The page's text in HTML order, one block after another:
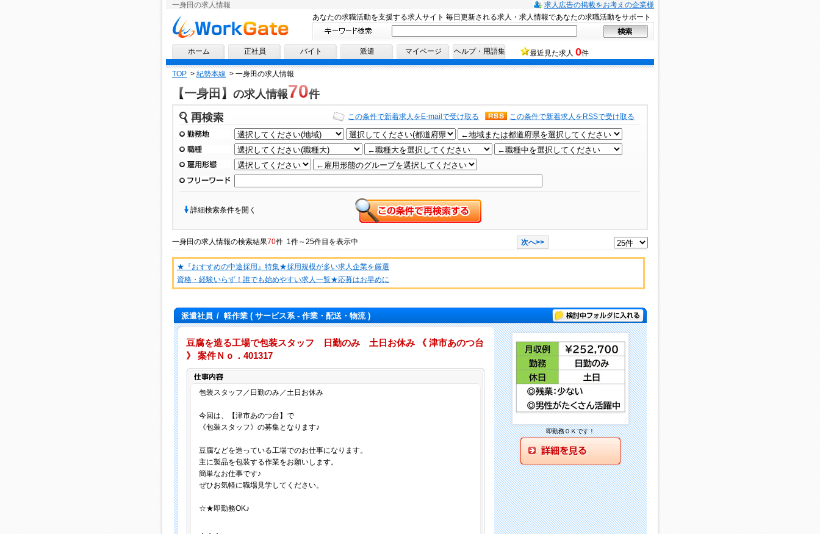
一身田の求人情報
求人広告の掲載をお考えの企業様
求人情報ならワークゲートへ！
あなたの求職活動を支援する求人サイト 毎日更新される求人・求人情報であなたの求職活動をサポート
ホーム 正社員 バイト 派遣 マイページ ヘルプ・用語集 最近見た求人 0件
TOP > 紀勢本線 > 一身田の求人情報
【一身田】 の求人情報70件
再検索 この条件で新着求人をRSSで受け取る
この条件で新着求人をE-mailで受け取る
勤務地
職種
雇用形態
フリーワード
詳細検索条件を開く
一身田の求人情報の検索結果70件 1件～25件目を表示中 次へ>>
★『おすすめの中途採用』特集★採用規模が多い求人企業を厳選
資格・経験いらず！誰でも始めやすい求人一覧★応募はお早めに
派遣社員 / 軽作業( サービス系 - 作業・配送・物流 ) 検討中フォルダに入れる
豆腐を造る工場で包装スタッフ 日勤のみ 土日お休み 《 津市あのつ台
》 案件Ｎｏ．401317
包装スタッフ／日勤のみ／土日お休み
今回は、【津市あのつ台】で
《包装スタッフ》の募集となります♪
豆腐などを造っている工場でのお仕事になります。
主に製品を包装する作業をお願いします。
簡単なお仕事です♪
ぜひお気軽に職場見学してください。
☆★即勤務OK♪
．．．
即勤務ＯＫです！